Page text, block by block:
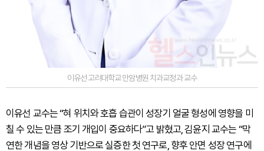
이유선 고려대학교 안암병원 치과교정과 교수
이유선 교수는 “혀 위치와 호흡 습관이 성장기 얼굴 형성에 영향을 미
칠 수 있는 만큼 조기 개입이 중요하다”고 밝혔고, 김윤지 교수는 “막
연한 개념을 영상 기반으로 실증한 첫 연구로, 향후 안면 성장 연구에